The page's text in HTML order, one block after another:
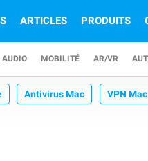
ARTICLES PRODUITS
AUDIO MOBILITÉ AR/VR
Antivirus Mac VPN Mac